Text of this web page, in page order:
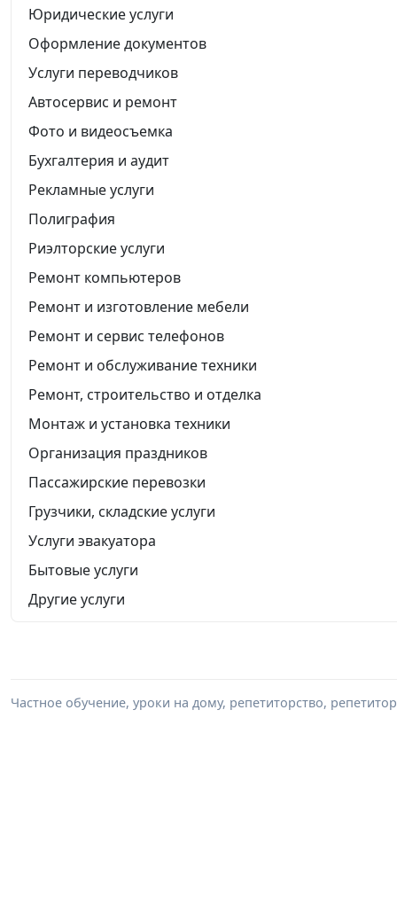
Юридические услуги
Оформление документов
Услуги переводчиков
Автосервис и ремонт
Фото и видеосъемка
Бухгалтерия и аудит
Рекламные услуги
Полиграфия
Риэлторские услуги
Ремонт компьютеров
Ремонт и изготовление мебели
Ремонт и сервис телефонов
Ремонт и обслуживание техники
Ремонт, строительство и отделка
Монтаж и установка техники
Организация праздников
Пассажирские перевозки
Грузчики, складские услуги
Услуги эвакуатора
Бытовые услуги
Другие услуги
Частное обучение, уроки на дому, репетиторство,